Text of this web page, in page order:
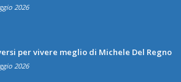
2026
per vivere meglio di Michele Del Regno
2026